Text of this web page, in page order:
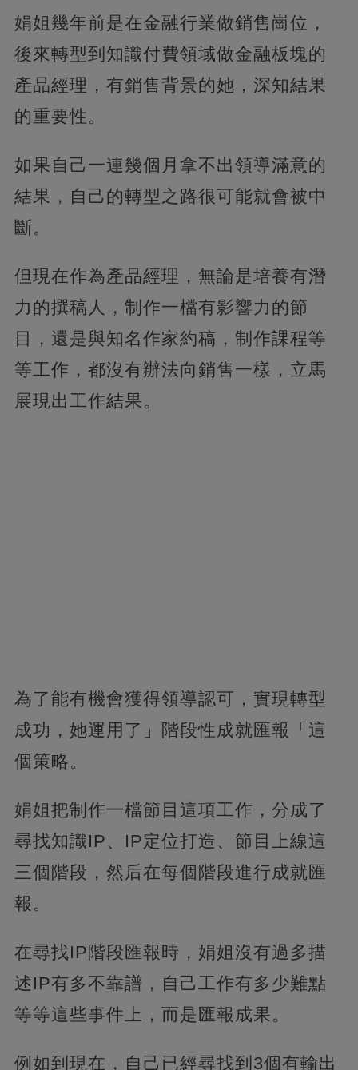
娟姐幾年前是在金融行業做銷售崗位，
後來轉型到知識付費領域做金融板塊的
產品經理，有銷售背景的她，深知結果
的重要性。
如果自己一連幾個月拿不出領導滿意的
結果，自己的轉型之路很可能就會被中
斷。
但現在作為產品經理，無論是培養有潛
力的撰稿人，制作一檔有影響力的節
目，還是與知名作家約稿，制作課程等
等工作，都沒有辦法向銷售一樣，立馬
展現出工作結果。
為了能有機會獲得領導認可，實現轉型
成功，她運用了」階段性成就匯報「這
個策略。
娟姐把制作一檔節目這項工作，分成了
尋找知識IP、IP定位打造、節目上線這
三個階段，然后在每個階段進行成就匯
報。
在尋找IP階段匯報時，娟姐沒有過多描
述IP有多不靠譜，自己工作有多少難點
等等這些事件上，而是匯報成果。
例如到現在，自己已經尋找到3個有輸出